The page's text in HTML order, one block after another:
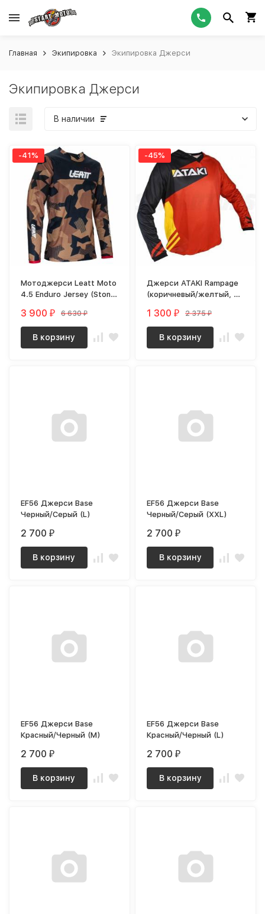
Главная Экипировка Экипировка Джерси
Экипировка Джерси
В наличии
-41%
Мотоджерси Leatt Moto
4.5 Enduro Jersey (Stone,
3 900₽ 6 630₽
В корзину
-45%
Джерси ATAKI Rampage
(коричневый/желтый, M,
1 300₽ 2 375₽
В корзину
EF56 Джерси Base
Черный/Серый (L)
2 700₽
В корзину
EF56 Джерси Base
Черный/Серый (XXL)
2 700₽
В корзину
EF56 Джерси Base
Красный/Черный (M)
2 700₽
В корзину
EF56 Джерси Base
Красный/Черный (L)
2 700₽
В корзину